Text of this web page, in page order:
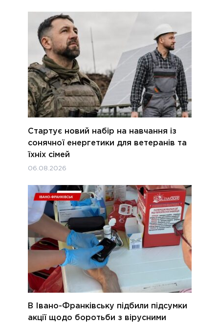
Стартує новий набір на навчання із
сонячної енергетики для ветеранів та
їхніх сімей
06.08.2026
В Івано-Франківську підбили підсумки
акції щодо боротьби з вірусними